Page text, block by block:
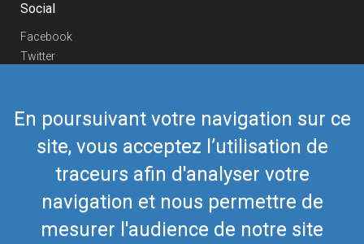
En poursuivant votre navigation sur ce
site, vous acceptez l’utilisation de
traceurs afin d'analyser votre
navigation et nous permettre de
mesurer l'audience de notre site
Social
Facebook
Twitter
Telegram
Nous contacter
Téléphone Europe +352 26441835
Téléphone US/Canada
418-592-8862
airmate@airmate.aero
(c) Myriel Aviation SA